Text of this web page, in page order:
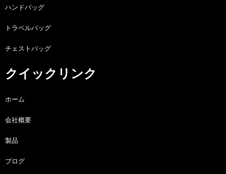
ハンドバッグ
トラベルバッグ
チェストバッグ
クイックリンク
ホーム
会社概要
製品
ブログ